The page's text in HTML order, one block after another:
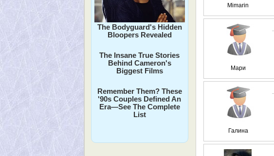
The Bodyguard's Hidden
Bloopers Revealed
The Insane True Stories
Behind Cameron's
Biggest Films
Remember Them? These
'90s Couples Defined An
Era—See The Complete
List
Mimarin
Мари
Галина